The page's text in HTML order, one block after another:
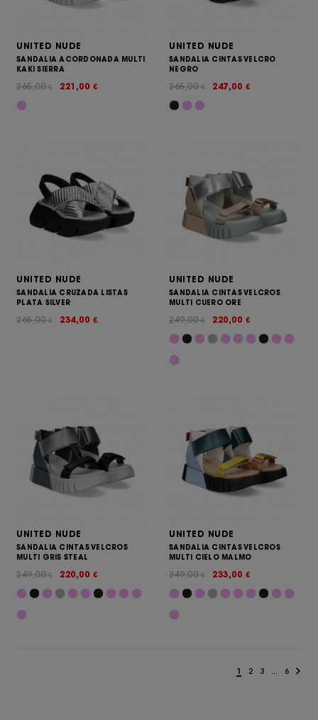
UNITED NUDE
SANDALIA ACORDONADA MULTI
KAKI SIERRA
221,00 €
265,00€
UNITED NUDE
SANDALIA CINTAS VELCRO
NEGRO
247,00 €
265,00€
UNITED NUDE
SANDALIA CRUZADA LISTAS
PLATA SILVER
234,00 €
265,00€
UNITED NUDE
SANDALIA CINTAS VELCROS
MULTI CUERO ORE
220,00 €
249,00€
UNITED NUDE
SANDALIA CINTAS VELCROS
MULTI GRIS STEAL
220,00 €
249,00€
UNITED NUDE
SANDALIA CINTAS VELCROS
MULTI CIELO MALMO
233,00 €
249,00€
1 2 3 6